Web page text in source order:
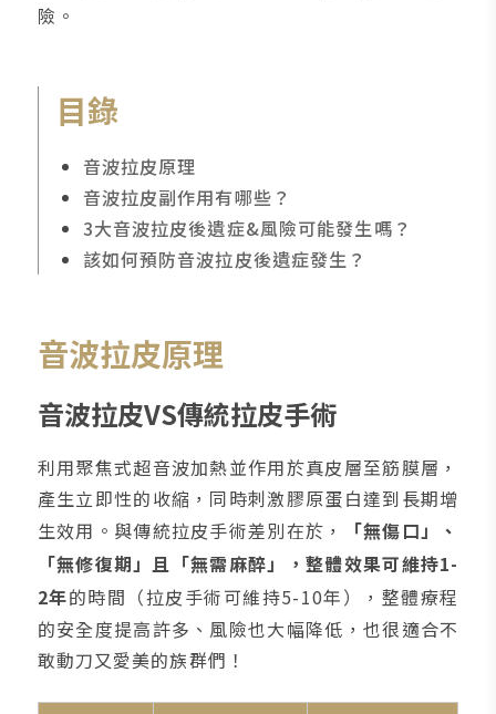
險。
目錄
音波拉皮原理
音波拉皮副作用有哪些？
3大音波拉皮後遺症&風險可能發生嗎？
該如何預防音波拉皮後遺症發生？
音波拉皮原理
音波拉皮VS傳統拉皮手術
利用聚焦式超音波加熱並作用於真皮層至筋膜層，
產生立即性的收縮，同時刺激膠原蛋白達到長期增
生效用。與傳統拉皮手術差別在於，
「無傷口」、
「無修復期」且「無需麻醉」，整體效果可維持1-
2年的時間（拉皮手術可維持5-10年），整體療程
的安全度提高許多、風險也大幅降低，也很適合不
敢動刀又愛美的族群們！